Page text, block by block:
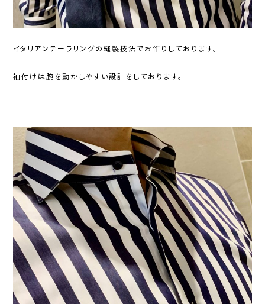
イタリアンテーラリングの縫製技法でお作りしております。
袖付けは腕を動かしやすい設計をしております。